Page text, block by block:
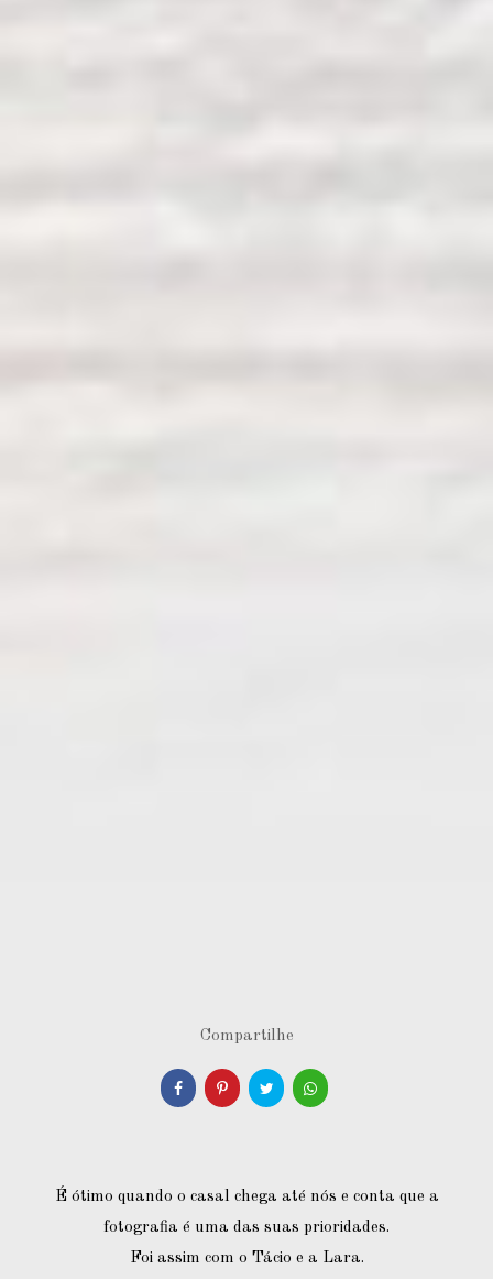
Compartilhe
É ótimo quando o casal chega até nós e conta que a
fotografia é uma das suas prioridades.
Foi assim com o Tácio e a Lara.